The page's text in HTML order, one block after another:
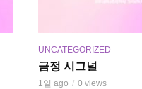
UNCATEGORIZED
금정 시그널
1일 ago 0 views